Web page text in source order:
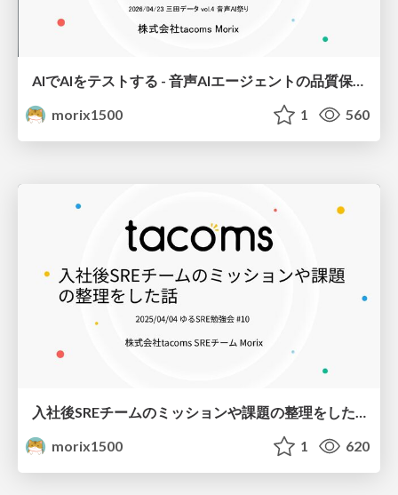
AIでAIをテストする - 音声AIエージェントの品質保証戦略
morix1500
1 560
morix1500
1 620